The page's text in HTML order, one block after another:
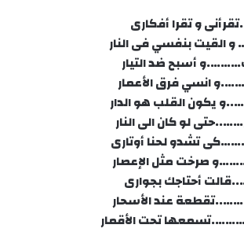
و تقرا أفكارى
بنفسي فى النار
أسبح ضد التيار
انسي فرق الأعمار
يكون القلب هو الدار
لو كان الى النار
تشدو لحنا أوتارى
صرخت مثل الإعصار
أحتاجك بجوارى
عند الأسحار
تحت الأقمار